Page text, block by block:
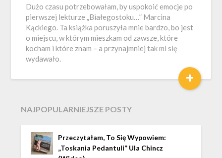
Dużo czasu potrzebowałam, by uspokoić emocje po
pierwszej lekturze „Białegostoku…” Marcina
Kąckiego. Ta książka poruszyła mnie bardzo, bo jest
o miejscu, w którym mieszkam od zawsze, które
kocham i które znam – a przynajmniej tak mi się
wydawało.
+
NAJPOPULARNIEJSZE POSTY
Przeczytałam, To Się Wypowiem:
„Toskania Pedantuli” Ula Chincz